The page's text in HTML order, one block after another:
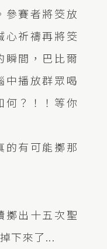
參賽者將筊放
心祈禱再將筊
瞬間，巴比爾
中播放群眾喝
何？！！等你
的有可能擲那
擲出十五次聖
下來了...